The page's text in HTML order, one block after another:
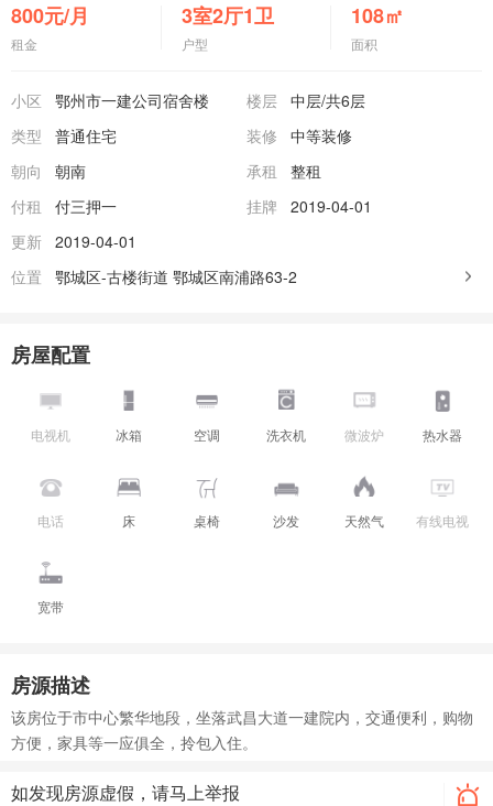
800元/月
租金
3室2厅1卫
户型
108㎡
面积
小区 鄂州市一建公司宿舍楼 楼层 中层/共6层
类型
普通住宅 装修
中等装修
朝向
朝南 承租
整租
付租
付三押一 挂牌
2019-04-01
更新 2019-04-01
位置
鄂城区-古楼街道 鄂城区南浦路63-2
房屋配置
电视机 冰箱 空调 洗衣机 微波炉 热水器
电话 床 桌椅 沙发 天然气 有线电视
宽带
房源描述
该房位于市中心繁华地段，坐落武昌大道一建院内，交通便利，购物
方便，家具等一应俱全，拎包入住。
如发现房源虚假，请马上举报